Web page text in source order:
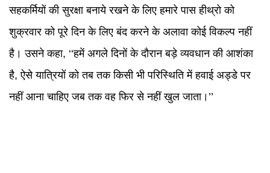
सहकर्मियों की सुरक्षा बनाये रखने के लिए हमारे पास हीथ्रो को
शुक्रवार को पूरे दिन के लिए बंद करने के अलावा कोई विकल्प नहीं
है। उसने कहा, ‘‘हमें अगले दिनों के दौरान बड़े व्यवधान की आशंका
है, ऐसे यात्रियों को तब तक किसी भी परिस्थिति में हवाई अड्डे पर
नहीं आना चाहिए जब तक वह फिर से नहीं खुल जाता।’’